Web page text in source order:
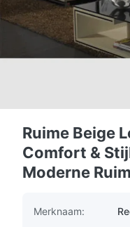
Ruime Beige
Comfort &
Moderne
Merknaam: